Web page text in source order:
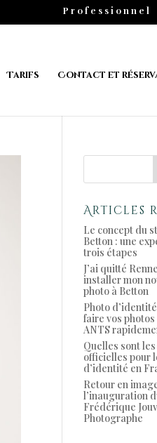
Professionnel
Tarifs Contact et
Articles
Le concept du
Betton : une
trois étapes
J’ai quitté
installer mon
photo à Betton
Photo
faire vos
ANTS
Quelles sont
officielles pour
d’identité en
Retour en
l’inauguration
Frédérique
Photographe